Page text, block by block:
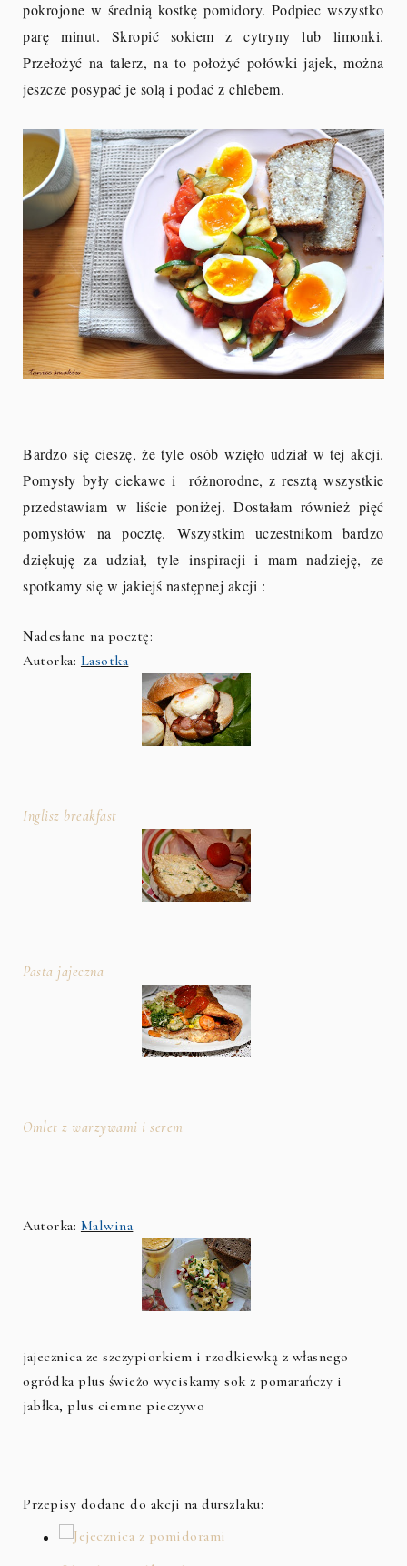
pokrojone w średnią kostkę pomidory. Podpiec wszystko
parę minut. Skropić sokiem z cytryny lub limonki.
Przełożyć na talerz, na to położyć połówki jajek, można
jeszcze posypać je solą i podać z chlebem.
Bardzo się cieszę, że tyle osób wzięło udział w tej akcji.
Pomysły były ciekawe i różnorodne, z resztą wszystkie
przedstawiam w liście poniżej. Dostałam również pięć
pomysłów na pocztę. Wszystkim uczestnikom bardzo
dziękuję za udział, tyle inspiracji i mam nadzieję, ze
spotkamy się w jakiejś następnej akcji :
Nadesłane na pocztę:
Autorka: Lasotka
Inglisz breakfast
Pasta jajeczna
Omlet z warzywami i serem
Autorka: Malwina
jajecznica ze szczypiorkiem i rzodkiewką z własnego
ogródka plus świeżo wyciskamy sok z pomarańczy i
jabłka, plus ciemne pieczywo
Przepisy dodane do akcji na durszlaku: